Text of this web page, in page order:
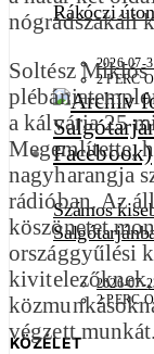
Rákóczi úton
2026-07-
2 PERC
Számos
2026-07-
2 PERC
KÖZÉLET
nógrádszakáli
Soltész Miklós
a kálvária 25
Megemlítette,
nagyharangja
rádióban. Az
köszönetet
országgyűlési
kivitelezőknek,
végzett munkát.